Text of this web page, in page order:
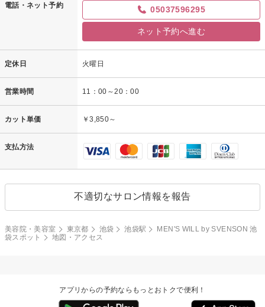
電話・ネット予約 05037596295
ネット予約へ進む
定休日 火曜日
営業時間 11：00～20：00
カット単価 ￥3,850～
支払方法
不適切なサロン情報を報告
美容院・美容室 東京都 池袋 池袋駅
MEN'S WILL by SVENSON 池
袋スポット
地図・アクセス
アプリからの予約ならもっとおトクで便利！